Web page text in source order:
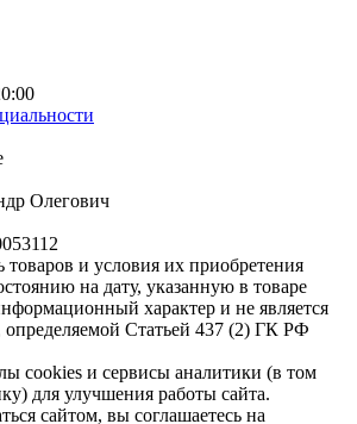
Олегович
товаров и условия их приобретения
на дату, указанную в товаре
характер и не является
Статьей 437 (2) ГК РФ
cookies и сервисы аналитики (в том
для улучшения работы сайта.
сайтом, вы соглашаетесь на